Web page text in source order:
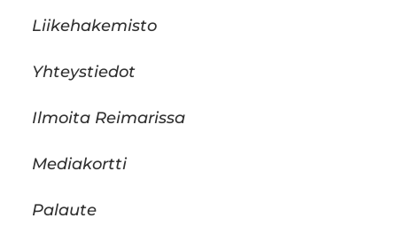
Liikehakemisto
Yhteystiedot
Ilmoita Reimarissa
Mediakortti
Palaute